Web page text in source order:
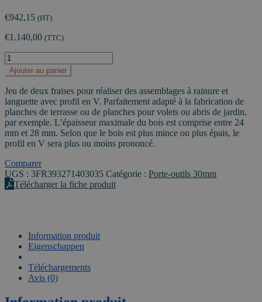
€942,15 (HT)
€1.140,00 (TTC)
quantité
de
Set
(2)
pour
assemblage
à
rainure
et
languette
avec
profil
en
v
Ø140mm
Ajouter au panier
Jeu de deux fraises pour réaliser des assemblages à rainure et
languette avec profil en V. Parfaitement adapté à la fabrication de
planches de terrasse ou de planches pour volets ou abris de jardin,
par exemple. L’épaisseur maximale du bois est comprise entre 24
mm et 28 mm. Selon que le bois est plus mince ou plus épais, le
profil en V sera plus ou moins prononcé.
Comparer
UGS : 3FR393271403035 Catégorie : Porte-outils 30mm
Télécharger la fiche produit
Information produit
Eigenschappen
Téléchargements
Avis (0)